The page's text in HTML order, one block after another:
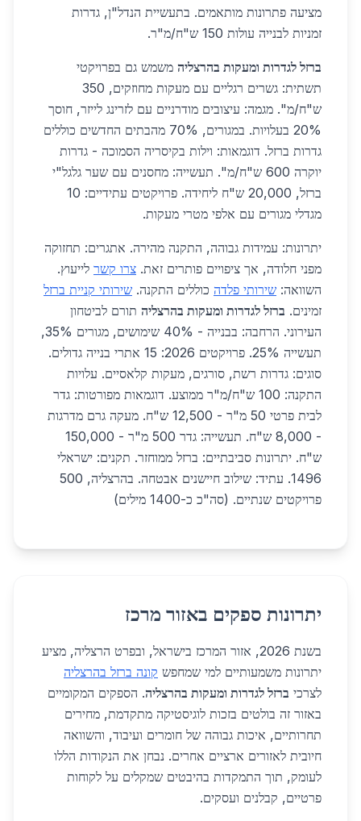
מציעה פתרונות מותאמים. בתעשיית הנדל"ן, גדרות
זמניות לבנייה עולות 150 ש"ח/מ"ר.
ברזל לגדרות ומעקות בהרצליה משמש גם בפרויקטי
תשתית: גשרים רגליים עם מעקות מחוזקים, 350
ש"ח/מ". מגמה: עיצובים מודרניים עם לזרינג לייזר, חוסך
20% בעלויות. במגורים, 70% מהבתים החדשים כוללים
גדרות ברזל. דוגמאות: וילות בקיסריה הסמוכה - גדרות
יוקרה 600 ש"ח/מ". תעשייה: מחסנים עם שער גלגל"י
ברזל, 20,000 ש"ח ליחידה. פרויקטים עתידיים: 10
מגדלי מגורים עם אלפי מטרי מעקות.
יתרונות: עמידות גבוהה, התקנה מהירה. אתגרים: תחזוקה
מפני חלודה, אך ציפויים פותרים זאת. צרו קשר לייעוץ.
השוואה: שירותי פלדה כוללים התקנה. שירותי קניית ברזל
זמינים. ברזל לגדרות ומעקות בהרצליה תורם לביטחון
העירוני. הרחבה: בבנייה - 40% שימושים, מגורים 35%,
תעשייה 25%. פרויקטים 2026: 15 אתרי בנייה גדולים.
סוגים: גדרות רשת, סורגים, מעקות קלאסיים. עלויות
התקנה: 100 ש"ח/מ"ר ממוצע. דוגמאות מפורטות: גדר
לבית פרטי 50 מ"ר - 12,500 ש"ח. מעקה גרם מדרגות
- 8,000 ש"ח. תעשייה: גדר 500 מ"ר - 150,000
ש"ח. יתרונות סביבתיים: ברזל ממוחזר. תקנים: ישראלי
1496. עתיד: שילוב חיישנים אבטחה. בהרצליה, 500
פרויקטים שנתיים. (סה"כ כ-1400 מילים)
יתרונות ספקים באזור מרכז
בשנת 2026, אזור המרכז בישראל, ובפרט הרצליה, מציע
יתרונות משמעותיים למי שמחפש קונה ברזל בהרצליה
לצרכי ברזל לגדרות ומעקות בהרצליה. הספקים המקומיים
באזור זה בולטים בזכות לוגיסטיקה מתקדמת, מחירים
תחרותיים, איכות גבוהה של חומרים ועיבוד, והשוואה
חיובית לאזורים ארציים אחרים. נבחן את הנקודות הללו
לעומק, תוך התמקדות בהיבטים שמקלים על לקוחות
פרטיים, קבלנים ועסקים.